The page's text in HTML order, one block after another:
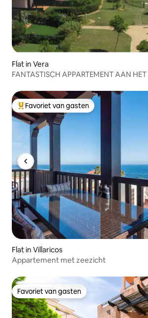
Flat in Vera
FANTASTISCH APPARTEMENT AAN
Topfavoriet van gasten
Favoriet van gasten
Flat in Villaricos
Appartement met zeezicht
Favoriet van gasten
Favoriet van gasten